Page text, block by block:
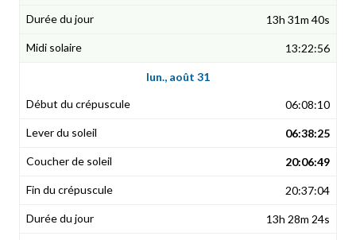
13h 31m 40s
13:22:56
lun., août 31
06:08:10
06:38:25
20:06:49
20:37:04
13h 28m 24s